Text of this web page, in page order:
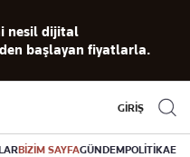
nesil dijital
başlayan fiyatlarla.
GİRİŞ
BİZİM SAYFAGÜNDEMPOLİTİKA